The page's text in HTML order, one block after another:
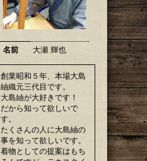
名前 大瀬 輝也
創業昭和５年、本場大島
紬織元三代目です。
大島紬が大好きです！
だから知って欲しいで
す。
たくさんの人に大島紬の
事を知って欲しいです。
着物としての提案はもち